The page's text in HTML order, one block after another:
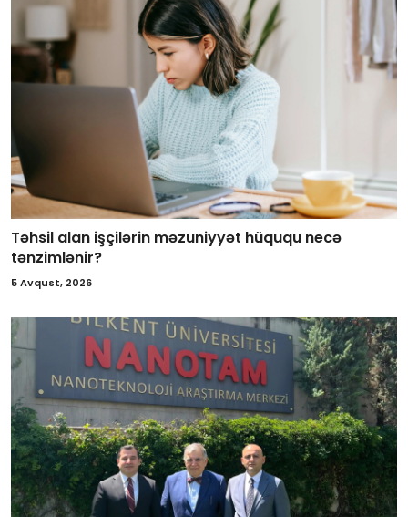
Təhsil alan işçilərin məzuniyyət hüququ necə
tənzimlənir?
5 Avqust, 2026